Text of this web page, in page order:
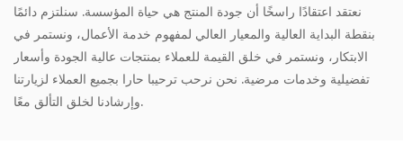
نعتقد اعتقادًا راسخًا أن جودة المنتج هي حياة المؤسسة. سنلتزم دائمًا
بنقطة البداية العالية والمعيار العالي لمفهوم خدمة الأعمال، ونستمر في
الابتكار، ونستمر في خلق القيمة للعملاء بمنتجات عالية الجودة وأسعار
تفضيلية وخدمات مرضية. نحن نرحب ترحيبا حارا بجميع العملاء لزيارتنا
وإرشادنا لخلق التألق معًا.